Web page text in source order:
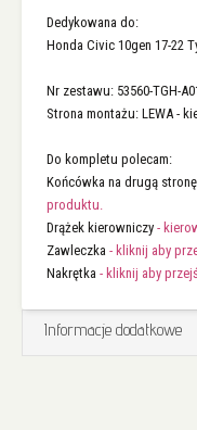
Dedykowana do:
Honda Civic 10gen 17-22
Nr zestawu: 53560-TGH-
Strona montażu: LEWA -
Do kompletu polecam:
Końcówka na drugą stronę
produktu.
Drążek kierowniczy -
Zawleczka - kliknij aby
Nakrętka - kliknij aby
Informacje dodatkowe